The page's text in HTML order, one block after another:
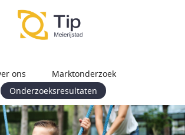
ons
Marktonderzoek
Onderzoeksresultaten